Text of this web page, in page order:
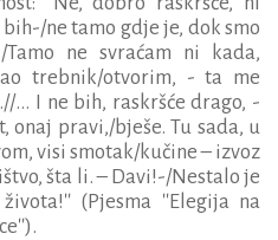
ne tamo gdje je, dok smo
ne svraćam ni kada,
trebnik/otvorim, - ta me
... I ne bih, raskršće drago, -
onaj pravi,/bješe. Tu sada, u
visi smotak/kučine – izvoz
šta li. – Davi!-/Nestalo je
(Pjesma ''Elegija na